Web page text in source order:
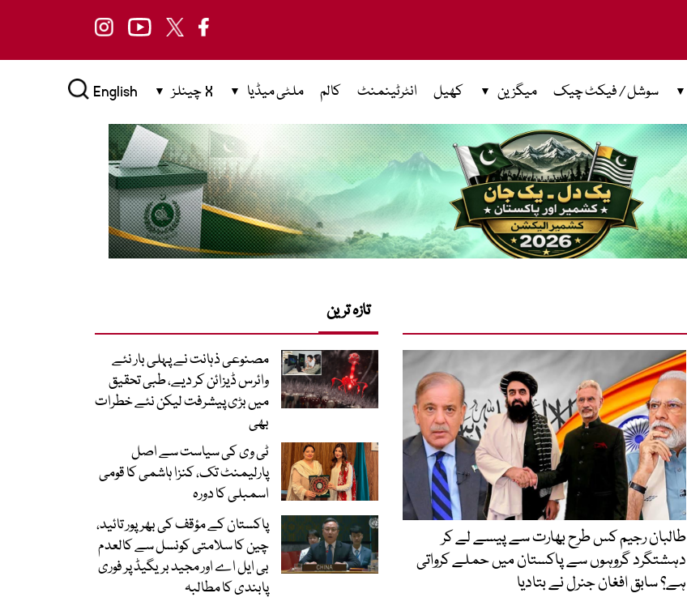
سوشل / فیکٹ چیک میگزین کھیل انٹرٹینمنٹ کالم ملٹی میڈیا X چینلز English
طالبان رجیم کس طرح بھارت سے پیسے لے کر
دہشتگرد گروہوں سے پاکستان میں حملے کرواتی
ہے؟ سابق افغان جنرل نے بتادیا
تازہ ترین
مصنوعی ذہانت نے پہلی بار نئے
وائرس ڈیزائن کر دیے، طبی تحقیق
میں بڑی پیشرفت لیکن نئے خطرات
بھی
ٹی وی کی سیاست سے اصل
پارلیمنٹ تک، کنزا ہاشمی کا قومی
اسمبلی کا دورہ
پاکستان کے مؤقف کی بھرپور تائید،
چین کا سلامتی کونسل سے کالعدم
بی ایل اے اور مجید بریگیڈ پر فوری
پابندی کا مطالبہ